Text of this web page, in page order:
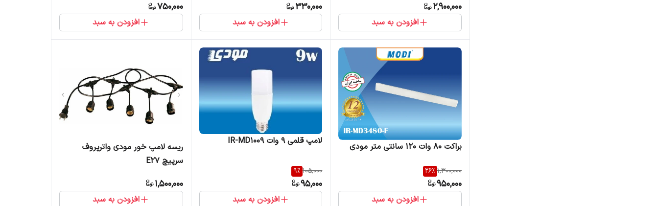
2,900,000
افزودن به سبد
330,000
افزودن به سبد
750,000
افزودن به سبد
براکت 80 وات 120 سانتی متر مودی
1,300,000
26%
950,000
افزودن به سبد
لامپ قلمی 9 وات IR-MD1009
105,000
9%
95,000
افزودن به سبد
ریسه لامپ خور مودی واترپروف
سرپیچ E27
1,500,000
افزودن به سبد